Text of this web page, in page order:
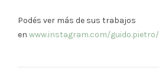
Podés ver más de sus trabajos
en www.instagram.com/guido.pietro/